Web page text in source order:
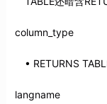
column_type
RETURNS
langname